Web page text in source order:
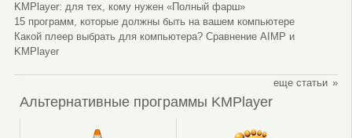
KMPlayer: для тех, кому нужен «Полный фарш»
15 программ, которые должны быть на вашем компьютере
Какой плеер выбрать для компьютера? Сравнение AIMP и
KMPlayer
еще статьи
Альтернативные программы KMPlayer